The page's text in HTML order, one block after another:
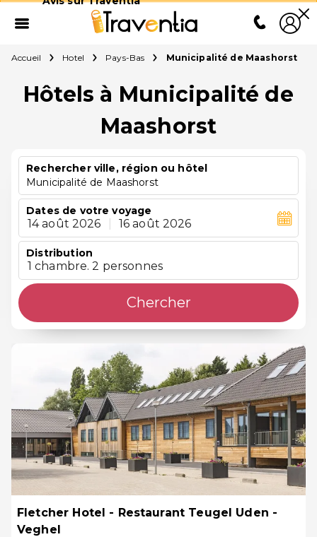
Accueil Hotel Pays-Bas Municipalité de Maashorst
Hôtels à Municipalité de
Maashorst
Rechercher ville, région ou hôtel
Municipalité de Maashorst
Dates de votre voyage
14 août 2026 16 août 2026
Distribution
1 chambre. 2 personnes
Chercher
Fletcher Hotel - Restaurant Teugel Uden -
Veghel